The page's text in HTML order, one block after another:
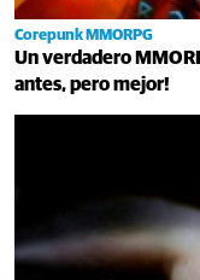
Corepunk MMORPG
Un verdadero
antes, pero mejor!